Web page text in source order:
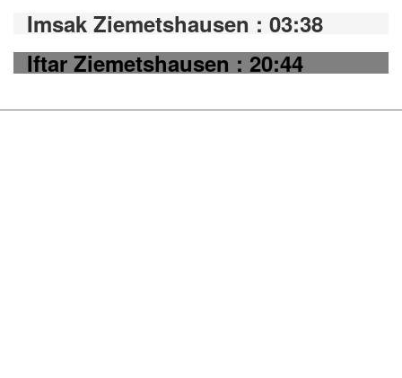
Imsak Ziemetshausen : 03:38
Iftar Ziemetshausen : 20:44